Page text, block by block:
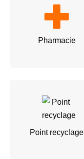
Pharmacie
Point recyclage